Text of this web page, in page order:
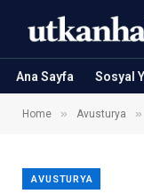
Ana Sayfa Sosyal
Home » Avusturya »
AVUSTURYA